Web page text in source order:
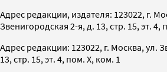
Адрес редакции, издателя: 123022, г.
Звенигородская 2-я, д. 13, стр. 15, эт. 4,
Адрес редакции: 123022, г. Москва, ул.
13, стр. 15, эт. 4, пом. X, ком. 1